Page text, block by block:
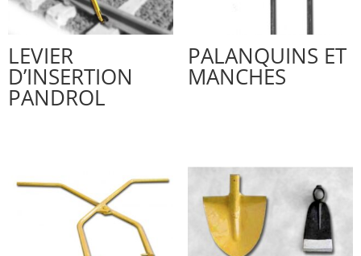
LEVIER
D’INSERTION
PANDROL
PALANQUINS ET
MANCHES